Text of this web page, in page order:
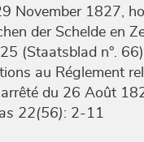
November 1827,
der Schelde en
(Staatsblad n°.
au Réglement
arrêté du 26 Août
22(56): 2-11